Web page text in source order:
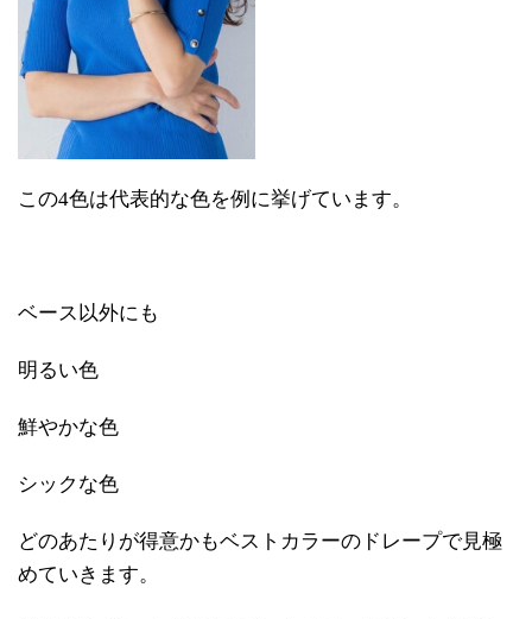
この4色は代表的な色を例に挙げています。
ベース以外にも
明るい色
鮮やかな色
シックな色
どのあたりが得意かもベストカラーのドレープで見極
めていきます。